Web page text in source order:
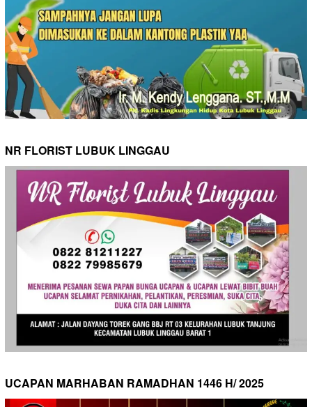
NR FLORIST LUBUK LINGGAU
UCAPAN MARHABAN RAMADHAN 1446 H/ 2025